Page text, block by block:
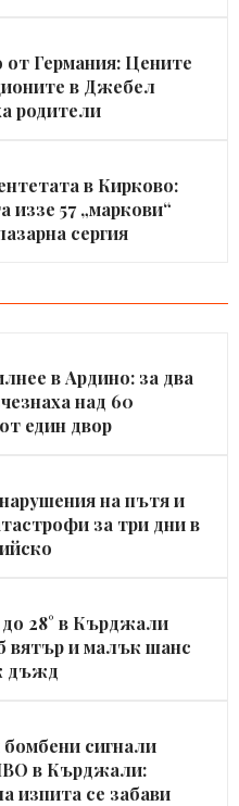
Германия: Цените
в Джебел
родители
в Кирково:
иззе 57 „маркови“
сергия
в Ардино: за два
над 60
един двор
на пътя и
за три дни в
28° в Кърджали
вятър и малък шанс
дъжд
сигнали
в Кърджали:
изпита се забави